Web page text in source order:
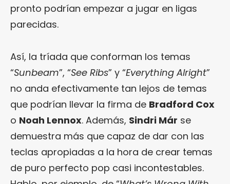
pronto podrían empezar a jugar en ligas
parecidas.
Así, la tríada que conforman los temas
“Sunbeam”, “See Ribs” y “Everything Alright”
no anda efectivamente tan lejos de temas
que podrían llevar la firma de Bradford Cox
o Noah Lennox. Además, Sindri Már se
demuestra más que capaz de dar con las
teclas apropiadas a la hora de crear temas
de puro perfecto pop casi incontestables.